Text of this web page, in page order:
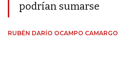
podrían sumarse
RUBÉN DARÍO OCAMPO CAMARGO